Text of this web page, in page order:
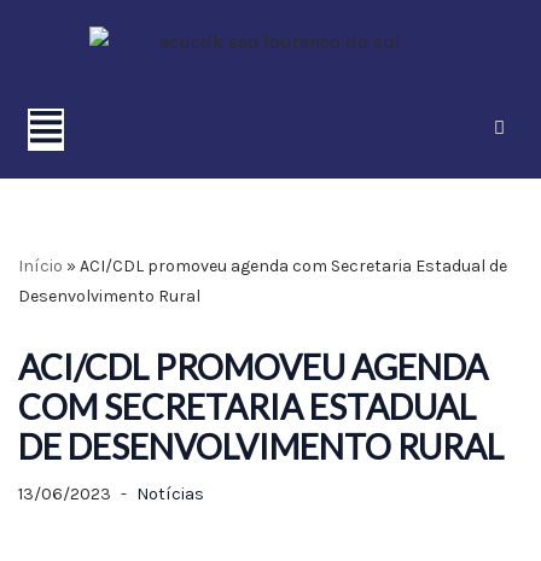
conteúdo
Início » ACI/CDL promoveu agenda com Secretaria Estadual de
Desenvolvimento Rural
ACI/CDL PROMOVEU AGENDA
COM SECRETARIA ESTADUAL
DE DESENVOLVIMENTO RURAL
13/06/2023 Notícias